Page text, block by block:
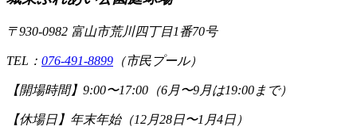
〒930-0982 富山市荒川四丁目1番70号
TEL： 076-491-8899 （市民プール）
【開場時間】 9:00〜17:00（6月〜9月は19:00まで）
【休場日】 年末年始（12月28日〜1月4日）